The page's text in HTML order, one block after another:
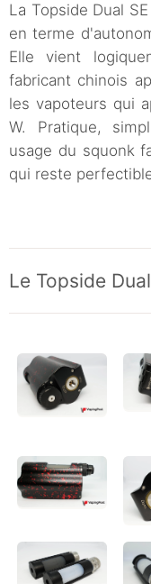
La Topside Dual
en terme
Elle vient
fabricant chinois
les vapoteurs qui
W. Pratique,
usage du squonk
qui reste
Le Topside